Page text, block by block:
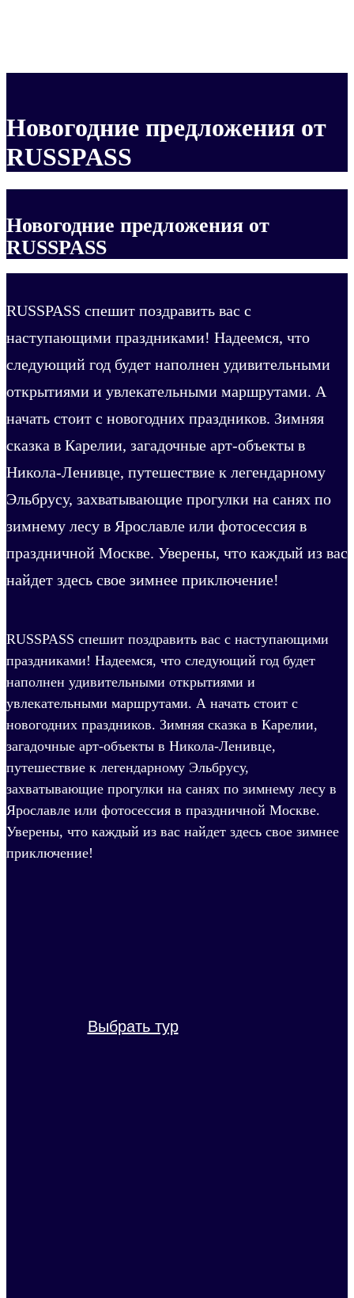
Новогодние предложения от
RUSSPASS
Новогодние предложения от
RUSSPASS
RUSSPASS спешит поздравить вас с
наступающими праздниками! Надеемся, что
следующий год будет наполнен удивительными
открытиями и увлекательными маршрутами. А
начать стоит с новогодних праздников. Зимняя
сказка в Карелии, загадочные арт-объекты в
Никола-Ленивце, путешествие к легендарному
Эльбрусу, захватывающие прогулки на санях по
зимнему лесу в Ярославле или фотосессия в
праздничной Москве. Уверены, что каждый из вас
найдет здесь свое зимнее приключение!
RUSSPASS спешит поздравить вас с наступающими
праздниками! Надеемся, что следующий год будет
наполнен удивительными открытиями и
увлекательными маршрутами. А начать стоит с
новогодних праздников. Зимняя сказка в Карелии,
загадочные арт-объекты в Никола-Ленивце,
путешествие к легендарному Эльбрусу,
захватывающие прогулки на санях по зимнему лесу в
Ярославле или фотосессия в праздничной Москве.
Уверены, что каждый из вас найдет здесь свое зимнее
приключение!
Выбрать тур